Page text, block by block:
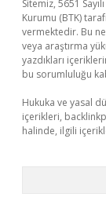
Sitemiz, 5651
Kurumu (BTK)
vermektedir. Bu
veya araştırma
yazdıkları
bu sorumluluğu
Hukuka ve yasal
içerikleri,
halinde, ilgili